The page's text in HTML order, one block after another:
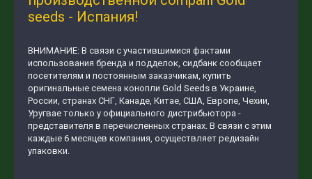
seeds - Испания!
ВНИМАНИЕ: В связи с участившимися фактами
использования бренда и подделок, сидбанк сообщает
посетителям и постоянным заказчикам, купить
оригинальные семена конопли Gold Seeds в Украине,
России, странах СНГ, Канаде, Китае, США, Европе, Чехии,
Уругвае только у официального дистрибьютора -
представителя в перечисленных странах. В связи с этим
каждые 6 месяцев компания, осуществляет редизайн
упаковки.